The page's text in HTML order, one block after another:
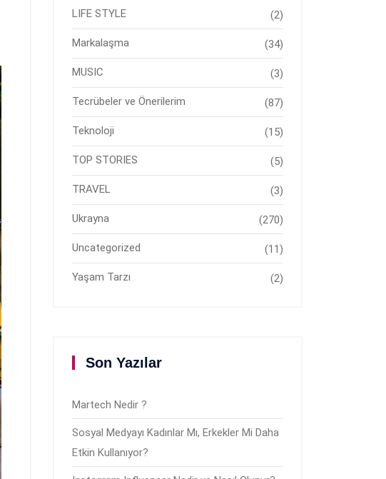
LIFE STYLE (2)
Markalaşma (34)
MUSIC (3)
Tecrübeler ve Önerilerim (87)
Teknoloji (15)
TOP STORIES (5)
TRAVEL (3)
Ukrayna (270)
Uncategorized (11)
Yaşam Tarzı (2)
Son Yazılar
Martech Nedir ?
Sosyal Medyayı Kadınlar Mı, Erkekler Mi Daha
Etkin Kullanıyor?